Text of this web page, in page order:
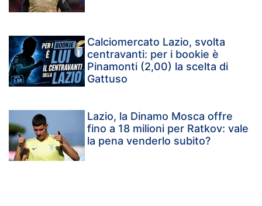
Calciomercato Lazio, svolta
centravanti: per i bookie è
Pinamonti (2,00) la scelta di
Gattuso
Lazio, la Dinamo Mosca offre
fino a 18 milioni per Ratkov: vale
la pena venderlo subito?